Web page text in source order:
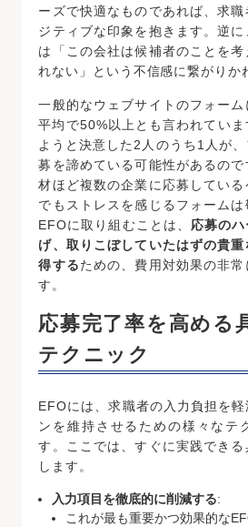
ーズで快適なものであれば、求
ジティブな印象を抱きます。逆
は「この会社は候補者のことを
れない」という不信感に繋がりか
一般的なウェブサイトのフォーム
平均で50%以上とも言われてい
ようと決意した2人のうち1人が
募を諦めている可能性があるので
材ほど複数の企業に応募してい
でもストレスを感じるフォームは
EFOに取り組むことは、 応募の
げ、取りこぼしていたはずの貴
得するための、費用対効果の非
す。
応募完了率を高める
テクニック
EFOには、求職者の入力負担を
ンを維持させるための様々なテ
す。ここでは、すぐに実践でき
します。
入力項目を徹底的に削減する:
これが最も重要かつ効果的な